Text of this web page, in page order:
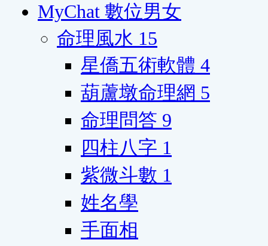
MyChat 數位男女
命理風水 15
星僑五術軟體 4
葫蘆墩命理網 5
命理問答 9
四柱八字 1
紫微斗數 1
姓名學
手面相